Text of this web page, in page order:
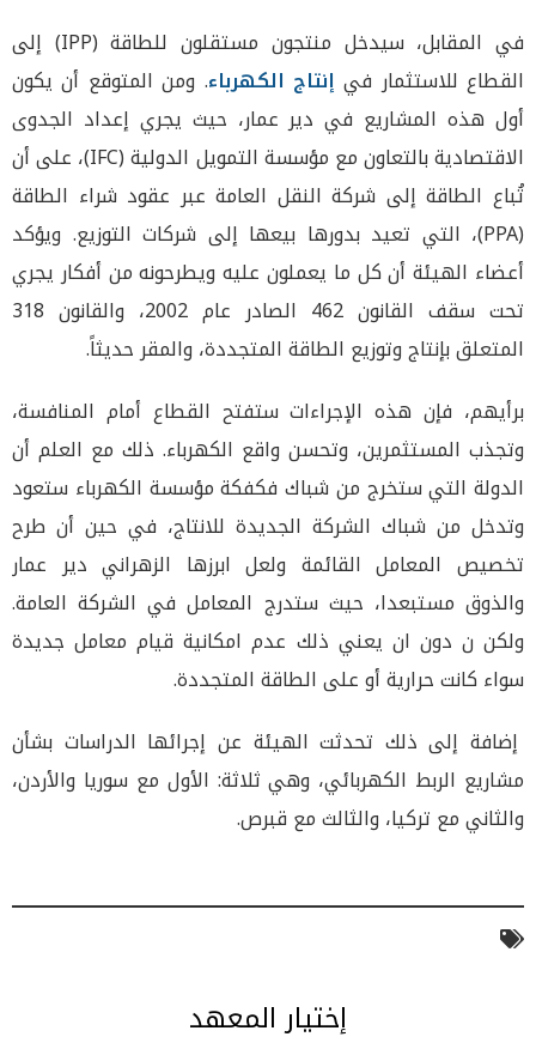
في المقابل، سيدخل منتجون مستقلون للطاقة (IPP) إلى
القطاع للاستثمار في إنتاج الكهرباء. ومن المتوقع أن يكون
أول هذه المشاريع في دير عمار، حيث يجري إعداد الجدوى
الاقتصادية بالتعاون مع مؤسسة التمويل الدولية (IFC)، على أن
تُباع الطاقة إلى شركة النقل العامة عبر عقود شراء الطاقة
(PPA)، التي تعيد بدورها بيعها إلى شركات التوزيع. ويؤكد
أعضاء الهيئة أن كل ما يعملون عليه ويطرحونه من أفكار يجري
تحت سقف القانون 462 الصادر عام 2002، والقانون 318
المتعلق بإنتاج وتوزيع الطاقة المتجددة، والمقر حديثاً.
برأيهم، فإن هذه الإجراءات ستفتح القطاع أمام المنافسة،
وتجذب المستثمرين، وتحسن واقع الكهرباء. ذلك مع العلم أن
الدولة التي ستخرج من شباك فكفكة مؤسسة الكهرباء ستعود
وتدخل من شباك الشركة الجديدة للانتاج، في حين أن طرح
تخصيص المعامل القائمة ولعل ابرزها الزهراني دير عمار
والذوق مستبعدا، حيث ستدرج المعامل في الشركة العامة.
ولكن ن دون ان يعني ذلك عدم امكانية قيام معامل جديدة
سواء كانت حرارية أو على الطاقة المتجددة.
إضافة إلى ذلك تحدثت الهيئة عن إجرائها الدراسات بشأن
مشاريع الربط الكهربائي، وهي ثلاثة: الأول مع سوريا والأردن،
والثاني مع تركيا، والثالث مع قبرص.
إختيار المعهد